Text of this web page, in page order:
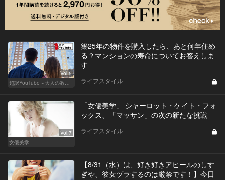
Vol.5
築25年の物件を購入したら、あと何年住め
る？マンションの寿命についてお答えしま
す
ライフスタイル
Vol.7
女優美学
「女優美学」 シャーロット・ケイト・フォ
ックス、「マッサン」の次の新たな挑戦
ライフスタイル
【8/31（水）は、好き好きアピールのしす
ぎや、彼女ヅラするのは厳禁です！】今日